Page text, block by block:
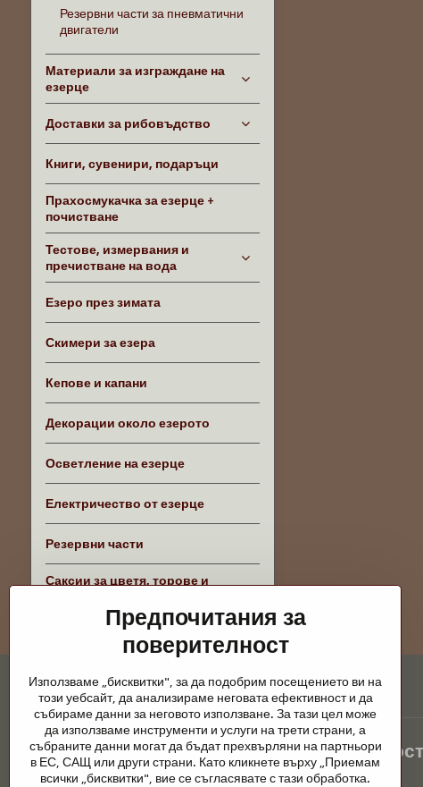
Резервни части за пневматични
двигатели
Материали за изграждане на
езерце
Доставки за рибовъдство
Книги, сувенири, подаръци
Прахосмукачка за езерце +
почистване
Тестове, измервания и
пречистване на вода
Езеро през зимата
Скимери за езера
Кепове и капани
Декорации около езерото
Осветление на езерце
Електричество от езерце
Резервни части
Саксии за цветя, торове и
Градински езера и конски
Предпочитания за
поверителност
Използваме „бисквитки", за да подобрим посещението ви на
този уебсайт, да анализираме неговата ефективност и да
събираме данни за неговото използване. За тази цел може
да използваме инструменти и услуги на трети страни, а
събраните данни могат да бъдат прехвърляни на партньори
в ЕС, САЩ или други страни. Като кликнете върху „Приемам
всички „бисквитки", вие се съгласявате с тази обработка.